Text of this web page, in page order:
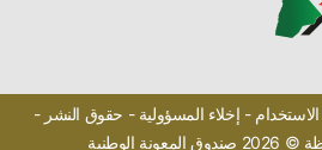
- إخلاء المسؤولية - حقوق النشر -
الوطنية